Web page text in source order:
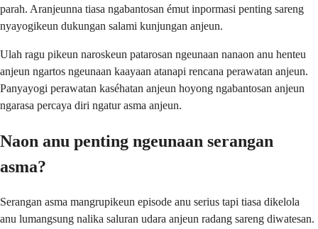
parah. Aranjeunna tiasa ngabantosan émut inpormasi penting sareng
nyayogikeun dukungan salami kunjungan anjeun.
Ulah ragu pikeun naroskeun patarosan ngeunaan nanaon anu henteu
anjeun ngartos ngeunaan kaayaan atanapi rencana perawatan anjeun.
Panyayogi perawatan kaséhatan anjeun hoyong ngabantosan anjeun
ngarasa percaya diri ngatur asma anjeun.
Naon anu penting ngeunaan serangan
asma?
Serangan asma mangrupikeun episode anu serius tapi tiasa dikelola
anu lumangsung nalika saluran udara anjeun radang sareng diwatesan.